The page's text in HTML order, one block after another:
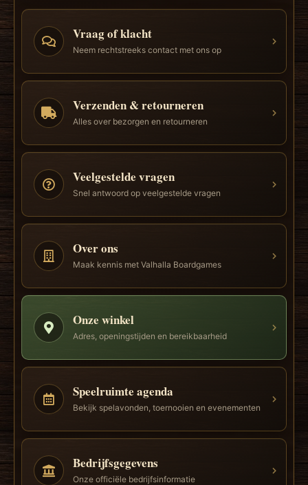
Vraag of klacht
Neem rechtstreeks contact met ons op
Verzenden & retourneren
Alles over bezorgen en retourneren
Veelgestelde vragen
Snel antwoord op veelgestelde vragen
Over ons
Maak kennis met Valhalla Boardgames
Onze winkel
Adres, openingstijden en bereikbaarheid
Speelruimte agenda
Bekijk spelavonden, toernooien en evenementen
Bedrijfsgegevens
Onze officiële bedrijfsinformatie